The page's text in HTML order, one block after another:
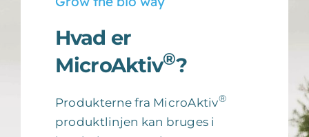
Casestudier
Kontakt
Hvad er
MicroAktiv®?
Produkterne fra MicroAktiv®
produktlinjen kan bruges i